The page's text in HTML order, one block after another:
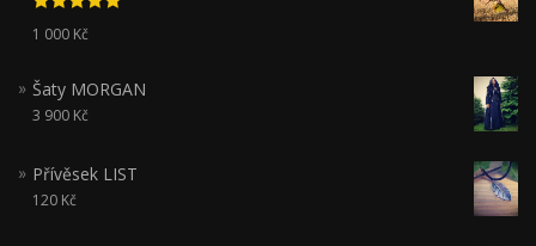
Hodnocení
5.00z 5
1 000 Kč
Šaty MORGAN
3 900 Kč
Přívěsek LIST
120 Kč